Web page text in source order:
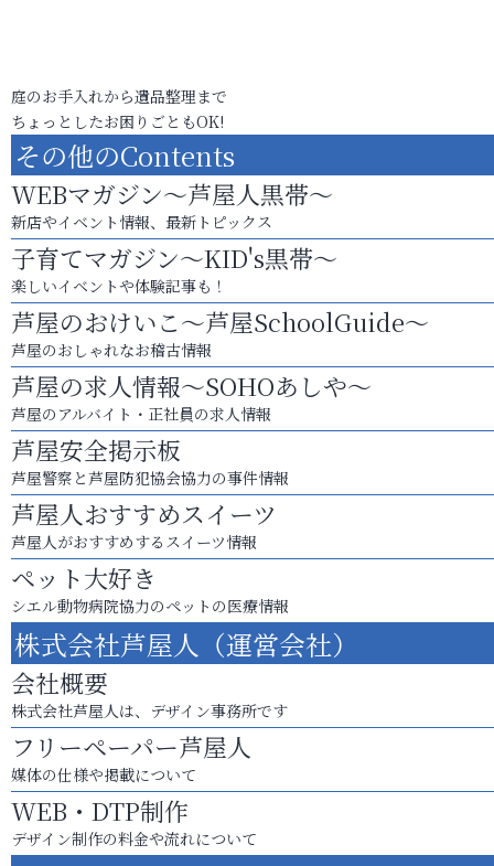
庭のお手入れから遺品整理まで
ちょっとしたお困りごともOK!
その他のContents
WEBマガジン～芦屋人黒帯～
新店やイベント情報、最新トピックス
子育てマガジン～KID's黒帯～
楽しいイベントや体験記事も！
芦屋のおけいこ～芦屋SchoolGuide～
芦屋のおしゃれなお稽古情報
芦屋の求人情報～SOHOあしや～
芦屋のアルバイト・正社員の求人情報
芦屋安全掲示板
芦屋警察と芦屋防犯協会協力の事件情報
芦屋人おすすめスイーツ
芦屋人がおすすめするスイーツ情報
ペット大好き
シエル動物病院協力のペットの医療情報
株式会社芦屋人（運営会社）
会社概要
株式会社芦屋人は、デザイン事務所です
フリーペーパー芦屋人
媒体の仕様や掲載について
WEB・DTP制作
デザイン制作の料金や流れについて